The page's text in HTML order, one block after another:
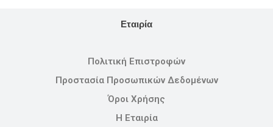
Εταιρία
Πολιτική Επιστροφών
Προστασία Προσωπικών Δεδομένων
Όροι Χρήσης
Η Εταιρία